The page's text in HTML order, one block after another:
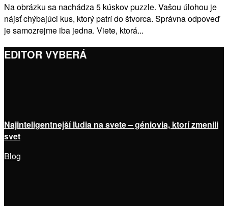
Na obrázku sa nachádza 5 kúskov puzzle. Vašou úlohou je
nájsť chýbajúci kus, ktorý patrí do štvorca. Správna odpoveď
je samozrejme iba jedna. Viete, ktorá...
EDITOR VYBERÁ
Najinteligentnejší ľudia na svete – géniovia, ktorí zmenili
svet
Blog